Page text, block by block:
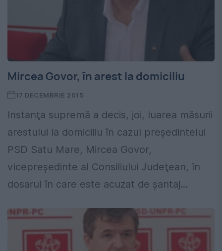
Mircea Govor, în arest la domiciliu
17 DECEMBRIE 2015
Instanţa supremă a decis, joi, luarea măsurii
arestului la domiciliu în cazul preşedintelui
PSD Satu Mare, Mircea Govor,
vicepreşedinte al Consiliului Judeţean, în
dosarul în care este acuzat de şantaj...